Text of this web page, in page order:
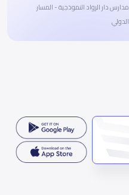
مدارس دار الرواد النموذجية - المسار
الدولي